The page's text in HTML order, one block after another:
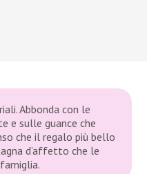
Abbonda con le
e sulle guance che
che il regalo più bello
d’affetto che le